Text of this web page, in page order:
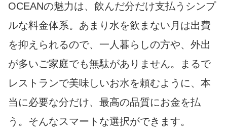
OCEANの魅力は、飲んだ分だけ支払うシンプ
ルな料金体系。あまり水を飲まない月は出費
を抑えられるので、一人暮らしの方や、外出
が多いご家庭でも無駄がありません。まるで
レストランで美味しいお水を頼むように、本
当に必要な分だけ、最高の品質にお金を払
う。そんなスマートな選択ができます。